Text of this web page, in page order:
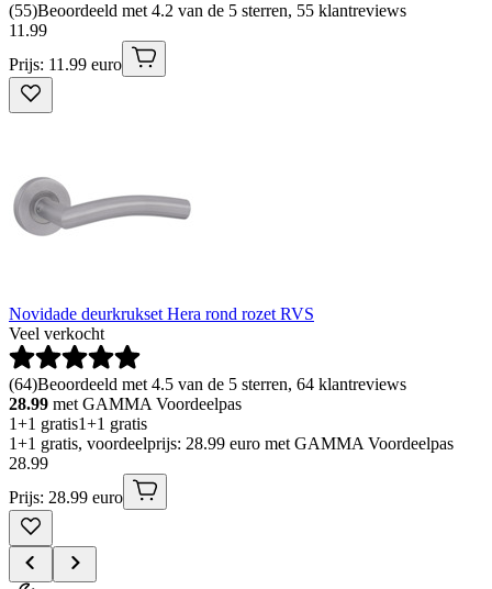
(55)Beoordeeld met 4.2 van de 5 sterren, 55 klantreviews
11.99
Prijs: 11.99 euro
Novidade deurkrukset Hera rond rozet RVS
Veel verkocht
(64)Beoordeeld met 4.5 van de 5 sterren, 64 klantreviews
28.99 met GAMMA Voordeelpas
1+1 gratis1+1 gratis
1+1 gratis, voordeelprijs: 28.99 euro met GAMMA Voordeelpas
28.99
Prijs: 28.99 euro